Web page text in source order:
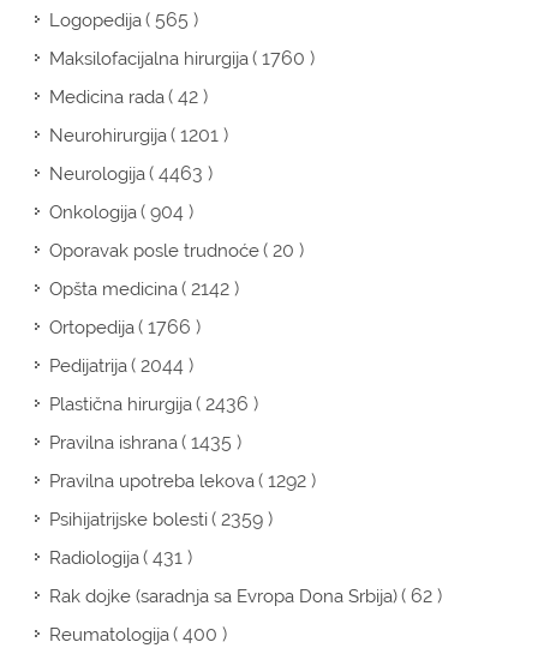
Logopedija( 565 )
Maksilofacijalna hirurgija( 1760 )
Medicina rada( 42 )
Neurohirurgija( 1201 )
Neurologija( 4463 )
Onkologija( 904 )
Oporavak posle trudnoće( 20 )
Opšta medicina( 2142 )
Ortopedija( 1766 )
Pedijatrija( 2044 )
Plastična hirurgija( 2436 )
Pravilna ishrana( 1435 )
Pravilna upotreba lekova( 1292 )
Psihijatrijske bolesti( 2359 )
Radiologija( 431 )
Rak dojke (saradnja sa Evropa Dona Srbija)( 62 )
Reumatologija( 400 )